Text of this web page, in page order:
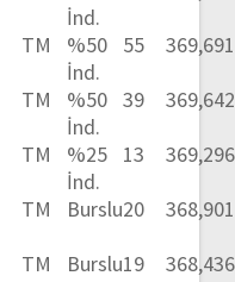
İnd.
TM
%50
İnd.
55
TM
%50
İnd.
39
TM
%25
İnd.
13
TM Burslu20
TM Burslu19